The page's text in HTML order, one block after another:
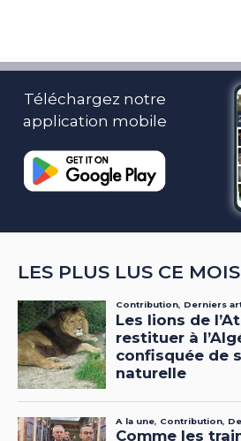
Téléchargez notre
application mobile
LES PLUS LUS CE MOIS